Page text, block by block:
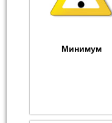
Минимум